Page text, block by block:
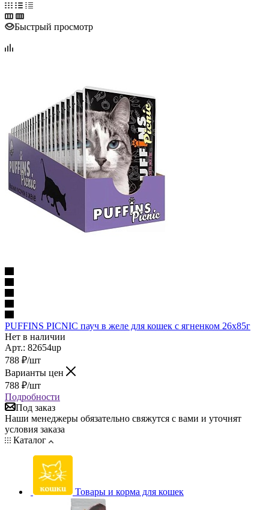
Быстрый просмотр
PUFFINS PICNIC пауч в желе для кошек с ягненком 26х85г
Нет в наличии
Арт.: 82654up
788 ₽/шт
Варианты цен
788 ₽/шт
Подробности
Под заказ
Наши менеджеры обязательно свяжутся с вами и уточнят
условия заказа
Каталог
Товары и корма для кошек